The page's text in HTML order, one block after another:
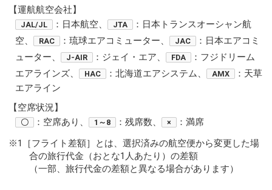
【運航航空会社】
JAL/JL ：日本航空、 JTA
：日本トランスオーシャン航
空、
RAC ：琉球エアコミューター、 JAC
：日本エアコミ
ューター、
J-AIR ：ジェイ・エア、 FDA
：フジドリーム
エアラインズ、
HAC ：北海道エアシステム、 AMX
：天草
エアライン
【空席状況】
〇 ：空席あり、 1～8 ：残席数、 ×
：満席
※1［フライト差額］とは、選択済みの航空便から変更した場
合の旅行代金（おとな1人あたり）の差額
（一部、旅行代金の差額と異なる場合があります）